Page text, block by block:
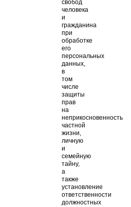
свобод
человека
и
гражданина
при
обработке
его
персональных
данных,
в
том
числе
защиты
прав
на
неприкосновенность
частной
жизни,
личную
и
семейную
тайну,
а
также
установление
ответственности
должностных